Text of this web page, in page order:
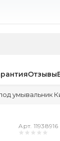
Отзывы
умывальник
Арт. 11938916